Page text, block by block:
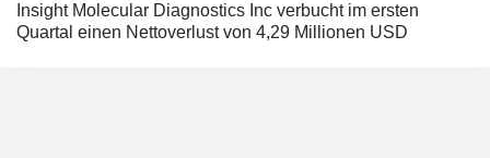
Insight Molecular Diagnostics Inc verbucht im ersten
Quartal einen Nettoverlust von 4,29 Millionen USD